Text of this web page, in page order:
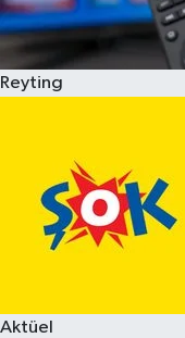
Reyting
Aktüel